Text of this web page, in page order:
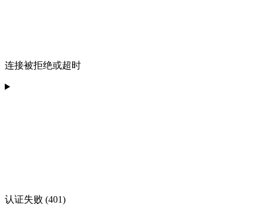
连接被拒绝或超时
认证失败 (401)